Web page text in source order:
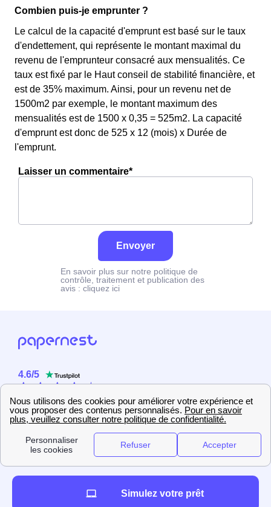
Combien puis-je emprunter ?
Le calcul de la capacité d'emprunt est basé sur le taux
d'endettement, qui représente le montant maximal du
revenu de l'emprunteur consacré aux mensualités. Ce
taux est fixé par le Haut conseil de stabilité financière, et
est de 35% maximum. Ainsi, pour un revenu net de
1500m2 par exemple, le montant maximum des
mensualités est de 1500 x 0,35 = 525m2. La capacité
d'emprunt est donc de 525 x 12 (mois) x Durée de
l'emprunt.
Laisser un commentaire*
Envoyer
En savoir plus sur notre politique de
contrôle, traitement et publication des
avis : cliquez ici
4.6/5
2358 utilisateurs
Simulez votre prêt